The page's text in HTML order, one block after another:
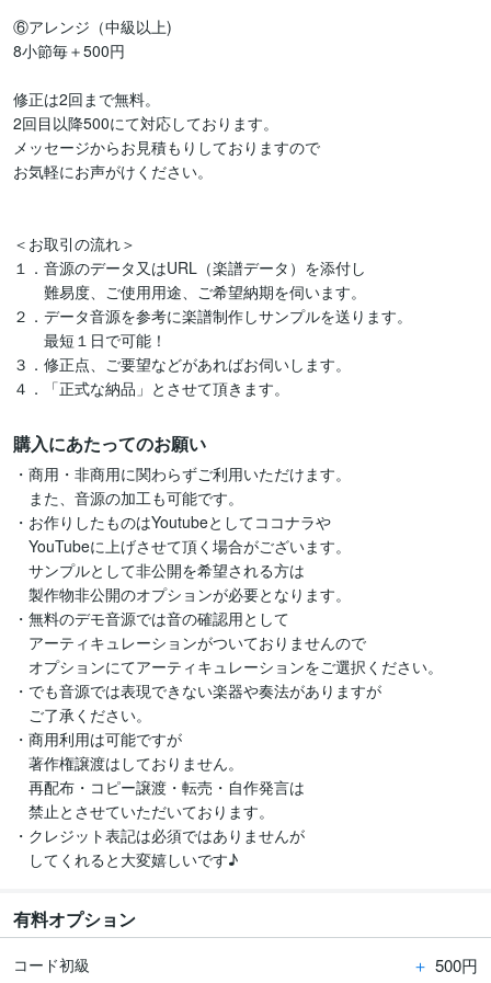
⑥アレンジ（中級以上)
8小節毎＋500円
修正は2回まで無料。
2回目以降500にて対応しております。
メッセージからお見積もりしておりますので
お気軽にお声がけください。
＜お取引の流れ＞
１．音源のデータ又はURL（楽譜データ）を添付し
難易度、ご使用用途、ご希望納期を伺います。
２．データ音源を参考に楽譜制作しサンプルを送ります。
最短１日で可能！
３．修正点、ご要望などがあればお伺いします。
４．「正式な納品」とさせて頂きます。
購入にあたってのお願い
・商用・非商用に関わらずご利用いただけます。
また、音源の加工も可能です。
・お作りしたものはYoutubeとしてココナラや
YouTubeに上げさせて頂く場合がございます。
サンプルとして非公開を希望される方は
製作物非公開のオプションが必要となります。
・無料のデモ音源では音の確認用として
アーティキュレーションがついておりませんので
オプションにてアーティキュレーションをご選択ください。
・でも音源では表現できない楽器や奏法がありますが
ご了承ください。
・商用利用は可能ですが
著作権譲渡はしておりません。
再配布・コピー譲渡・転売・自作発言は
禁止とさせていただいております。
・クレジット表記は必須ではありませんが
有料オプション
コード初級 ＋ 500円